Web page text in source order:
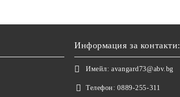
Информация за контакти:
Имейл: avangard73@abv.bg
Телефон: 0889-255-311